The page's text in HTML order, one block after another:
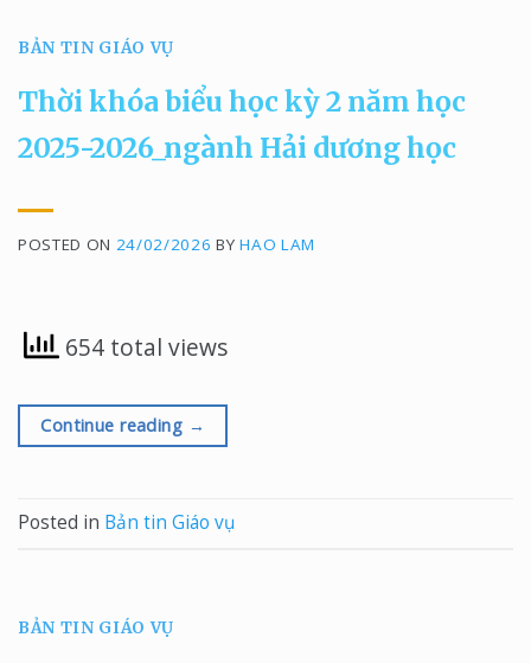
BẢN TIN GIÁO VỤ
Thời khóa biểu học kỳ 2 năm học
2025-2026_ngành Hải dương học
POSTED ON 24/02/2026 BYHAO LAM
654 total views
Continue reading →
Posted in Bản tin Giáo vụ
BẢN TIN GIÁO VỤ